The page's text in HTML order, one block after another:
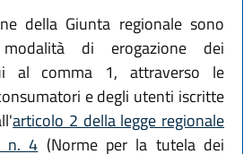
della Giunta regionale sono
di erogazione dei
al comma 1, attraverso le
e degli utenti iscritte
articolo 2 della legge regionale
n. 4 (Norme per la tutela dei